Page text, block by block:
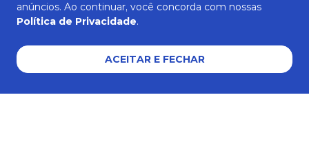
anúncios. Ao continuar, você concorda com nossas
Política de Privacidade.
ACEITAR E FECHAR